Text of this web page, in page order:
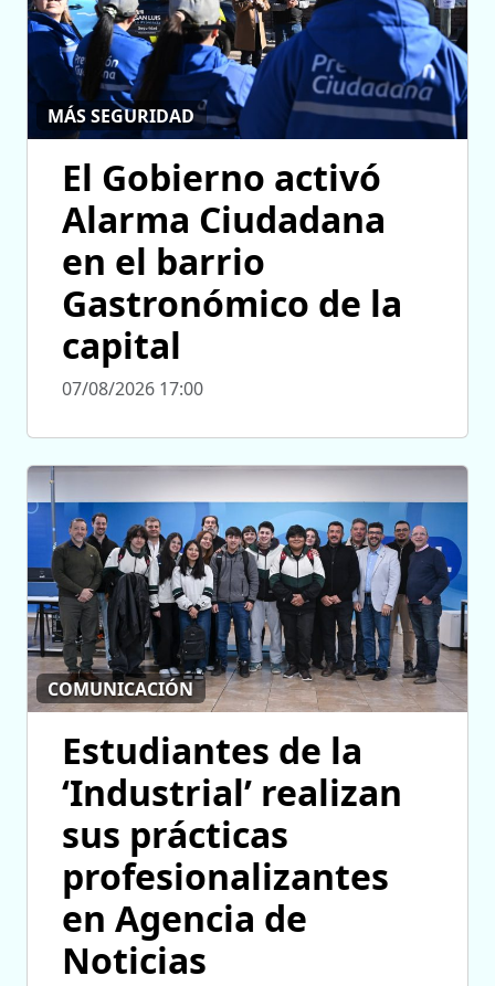
MÁS SEGURIDAD
El Gobierno activó
Alarma Ciudadana
en el barrio
Gastronómico de la
capital
07/08/2026 17:00
COMUNICACIÓN
Estudiantes de la
‘Industrial’ realizan
sus prácticas
profesionalizantes
en Agencia de
Noticias